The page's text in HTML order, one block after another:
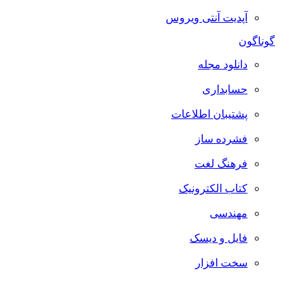
آپدیت آنتی ویروس
گوناگون
دانلود مجله
حسابداری
پشتیبان اطلاعات
فشرده ساز
فرهنگ لغت
کتاب الکترونیک
مهندسی
فایل و دیسک
سخت افزار